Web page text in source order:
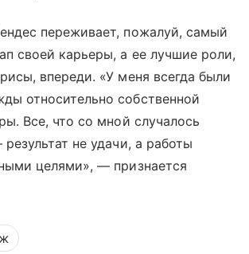
переживает, пожалуй, самый
своей карьеры, а ее лучшие роли,
впереди. «У меня всегда были
относительно собственной
Все, что со мной случалось
не удачи, а работы
целями», — признается